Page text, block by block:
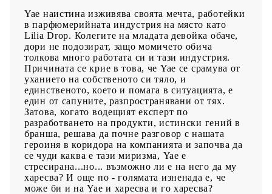
Yae наистина изживява своята мечта, работейки
в парфюмерийната индустрия на място като
Lilia Drop. Колегите на младата девойка обаче,
дори не подозират, защо момичето обича
толкова много работата си и тази индустрия.
Причината се крие в това, че Yae се срамува от
уханието на собственото си тяло, и
единственото, което и помага в ситуацията, е
един от сапуните, разпространявани от тях.
Затова, когато водещият експерт по
разработването на продукти, истински гений в
бранша, решава да почне разговор с нашата
героиня в коридора на компанията и започва да
се чуди каква е тази миризма, Yae е
стресирана...но... възможно ли е на него да му
харесва? И още по - голямата изненада е, че
може би и на Yae и харесва и го харесва?